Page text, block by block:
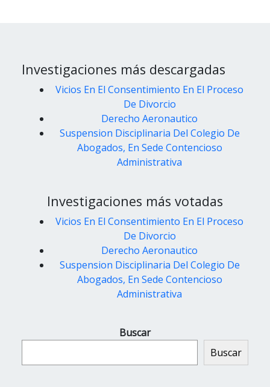
Investigaciones más descargadas
Vicios En El Consentimiento En El Proceso
De Divorcio
Derecho Aeronautico
Suspension Disciplinaria Del Colegio De
Abogados, En Sede Contencioso
Administrativa
Investigaciones más votadas
Vicios En El Consentimiento En El Proceso
De Divorcio
Derecho Aeronautico
Suspension Disciplinaria Del Colegio De
Abogados, En Sede Contencioso
Administrativa
Buscar
Buscar